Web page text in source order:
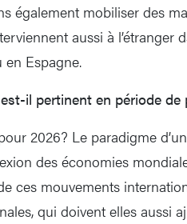
également mobiliser des
aussi à l’étranger
en Espagne.
il pertinent en période de
2026? Le paradigme
des économies
ces mouvements
qui doivent elles aussi